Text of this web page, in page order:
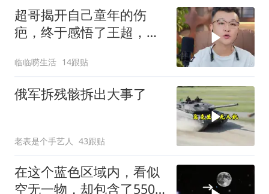
超哥揭开自己童年的伤
疤，终于感悟了王超，他
临临唠生活 14跟贴
俄军拆残骸拆出大事了
老表是个手艺人 43跟贴
在这个蓝色区域内，看似
空无一物，却包含了5500